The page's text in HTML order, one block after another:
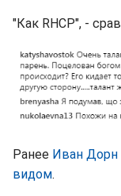
"Как RHCP", -
Ранее Иван Дорн
видом.